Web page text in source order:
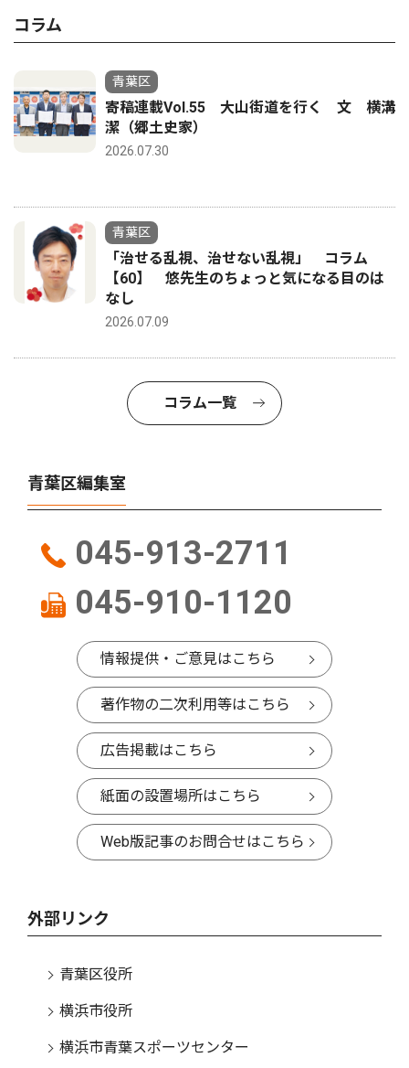
コラム
青葉区
寄稿連載Vol.55 大山街道を行く 文 横溝
潔（郷土史家）
2026.07.30
青葉区
「治せる乱視、治せない乱視」 コラム
【60】 悠先生のちょっと気になる目のは
なし
2026.07.09
コラム一覧
青葉区編集室
045-913-2711
045-910-1120
情報提供・ご意見はこちら
著作物の二次利用等はこちら
広告掲載はこちら
紙面の設置場所はこちら
Web版記事のお問合せはこちら
外部リンク
青葉区役所
横浜市役所
横浜市青葉スポーツセンター